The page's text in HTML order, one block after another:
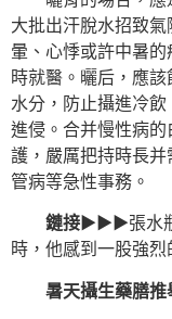
大批出汗脫水招致
暈、心悸或許中暑
時就醫。曬后，應
水分，防止攝進冷
進侵。合并慢性病
護，嚴厲把持時長
管病等急性事務。
鏈接▶▶▶張水
時，他感到一股強烈
暑天攝生藥膳推